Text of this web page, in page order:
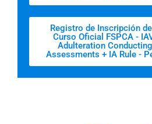
Registro de Inscripción
Curso Oficial FSPCA -
Adulteration
Assessments + IA Rule -